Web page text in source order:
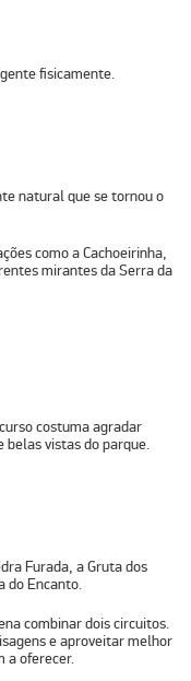
fisicamente.
natural que se tornou o
como a Cachoeirinha,
mirantes da Serra da
costuma agradar
belas vistas do parque.
Furada, aGruta dos
do Encanto.
combinar dois circuitos.
e aproveitar melhor
a oferecer.